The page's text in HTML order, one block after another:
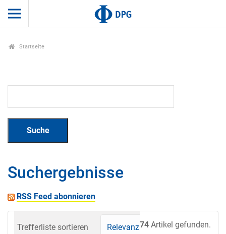
Startseite
Suchergebnisse
RSS Feed abonnieren
74 Artikel gefunden.
Trefferliste sortieren Relevanz Datum